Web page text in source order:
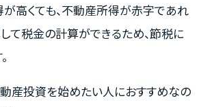
高くても、不動産所得が赤字であれ
て税金の計算ができるため、節税に
産投資を始めたい人におすすめなの